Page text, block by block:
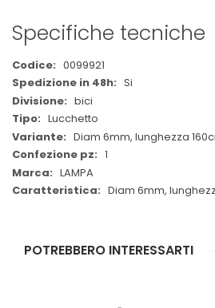
Specifiche tecniche
Maggiori
Informazioni
0099921
Si
bici
Lucchetto
Diam 6mm, lunghezza
1
LAMPA
Diam 6mm,
POTREBBERO INTERESSARTI